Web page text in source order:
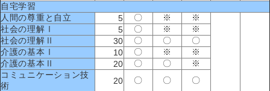
自宅学習
人間の尊重と自立
5 〇 ※ ※
社会の理解Ⅰ 5 〇 ※
※
社会の理解Ⅱ
30 〇 〇
〇
介護の基本Ⅰ
10 〇 ※
※
介護の基本Ⅱ
20 〇 〇
※
コミュニケーション技
術
20 〇 〇
〇